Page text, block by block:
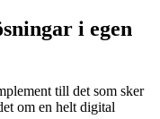
i egen
till det som sker
om en helt digital